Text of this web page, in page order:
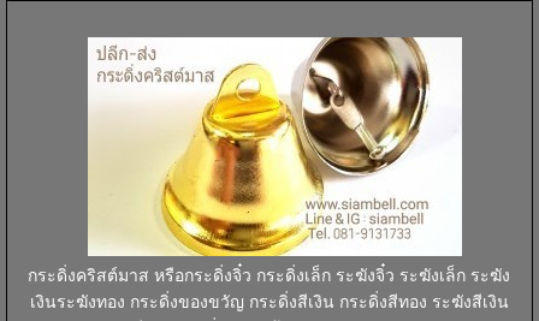
กระดิ่งคริสต์มาส หรือกระดิ่งจิ๋ว กระดิ่งเล็ก ระฆังจิ๋ว ระฆังเล็ก ระฆัง
เงินระฆังทอง กระดิ่งของขวัญ กระดิ่งสีเงิน กระดิ่งสีทอง ระฆังสีเงิน